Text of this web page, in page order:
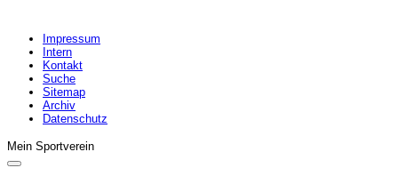
Impressum
Intern
Kontakt
Suche
Sitemap
Archiv
Datenschutz
Mein Sportverein